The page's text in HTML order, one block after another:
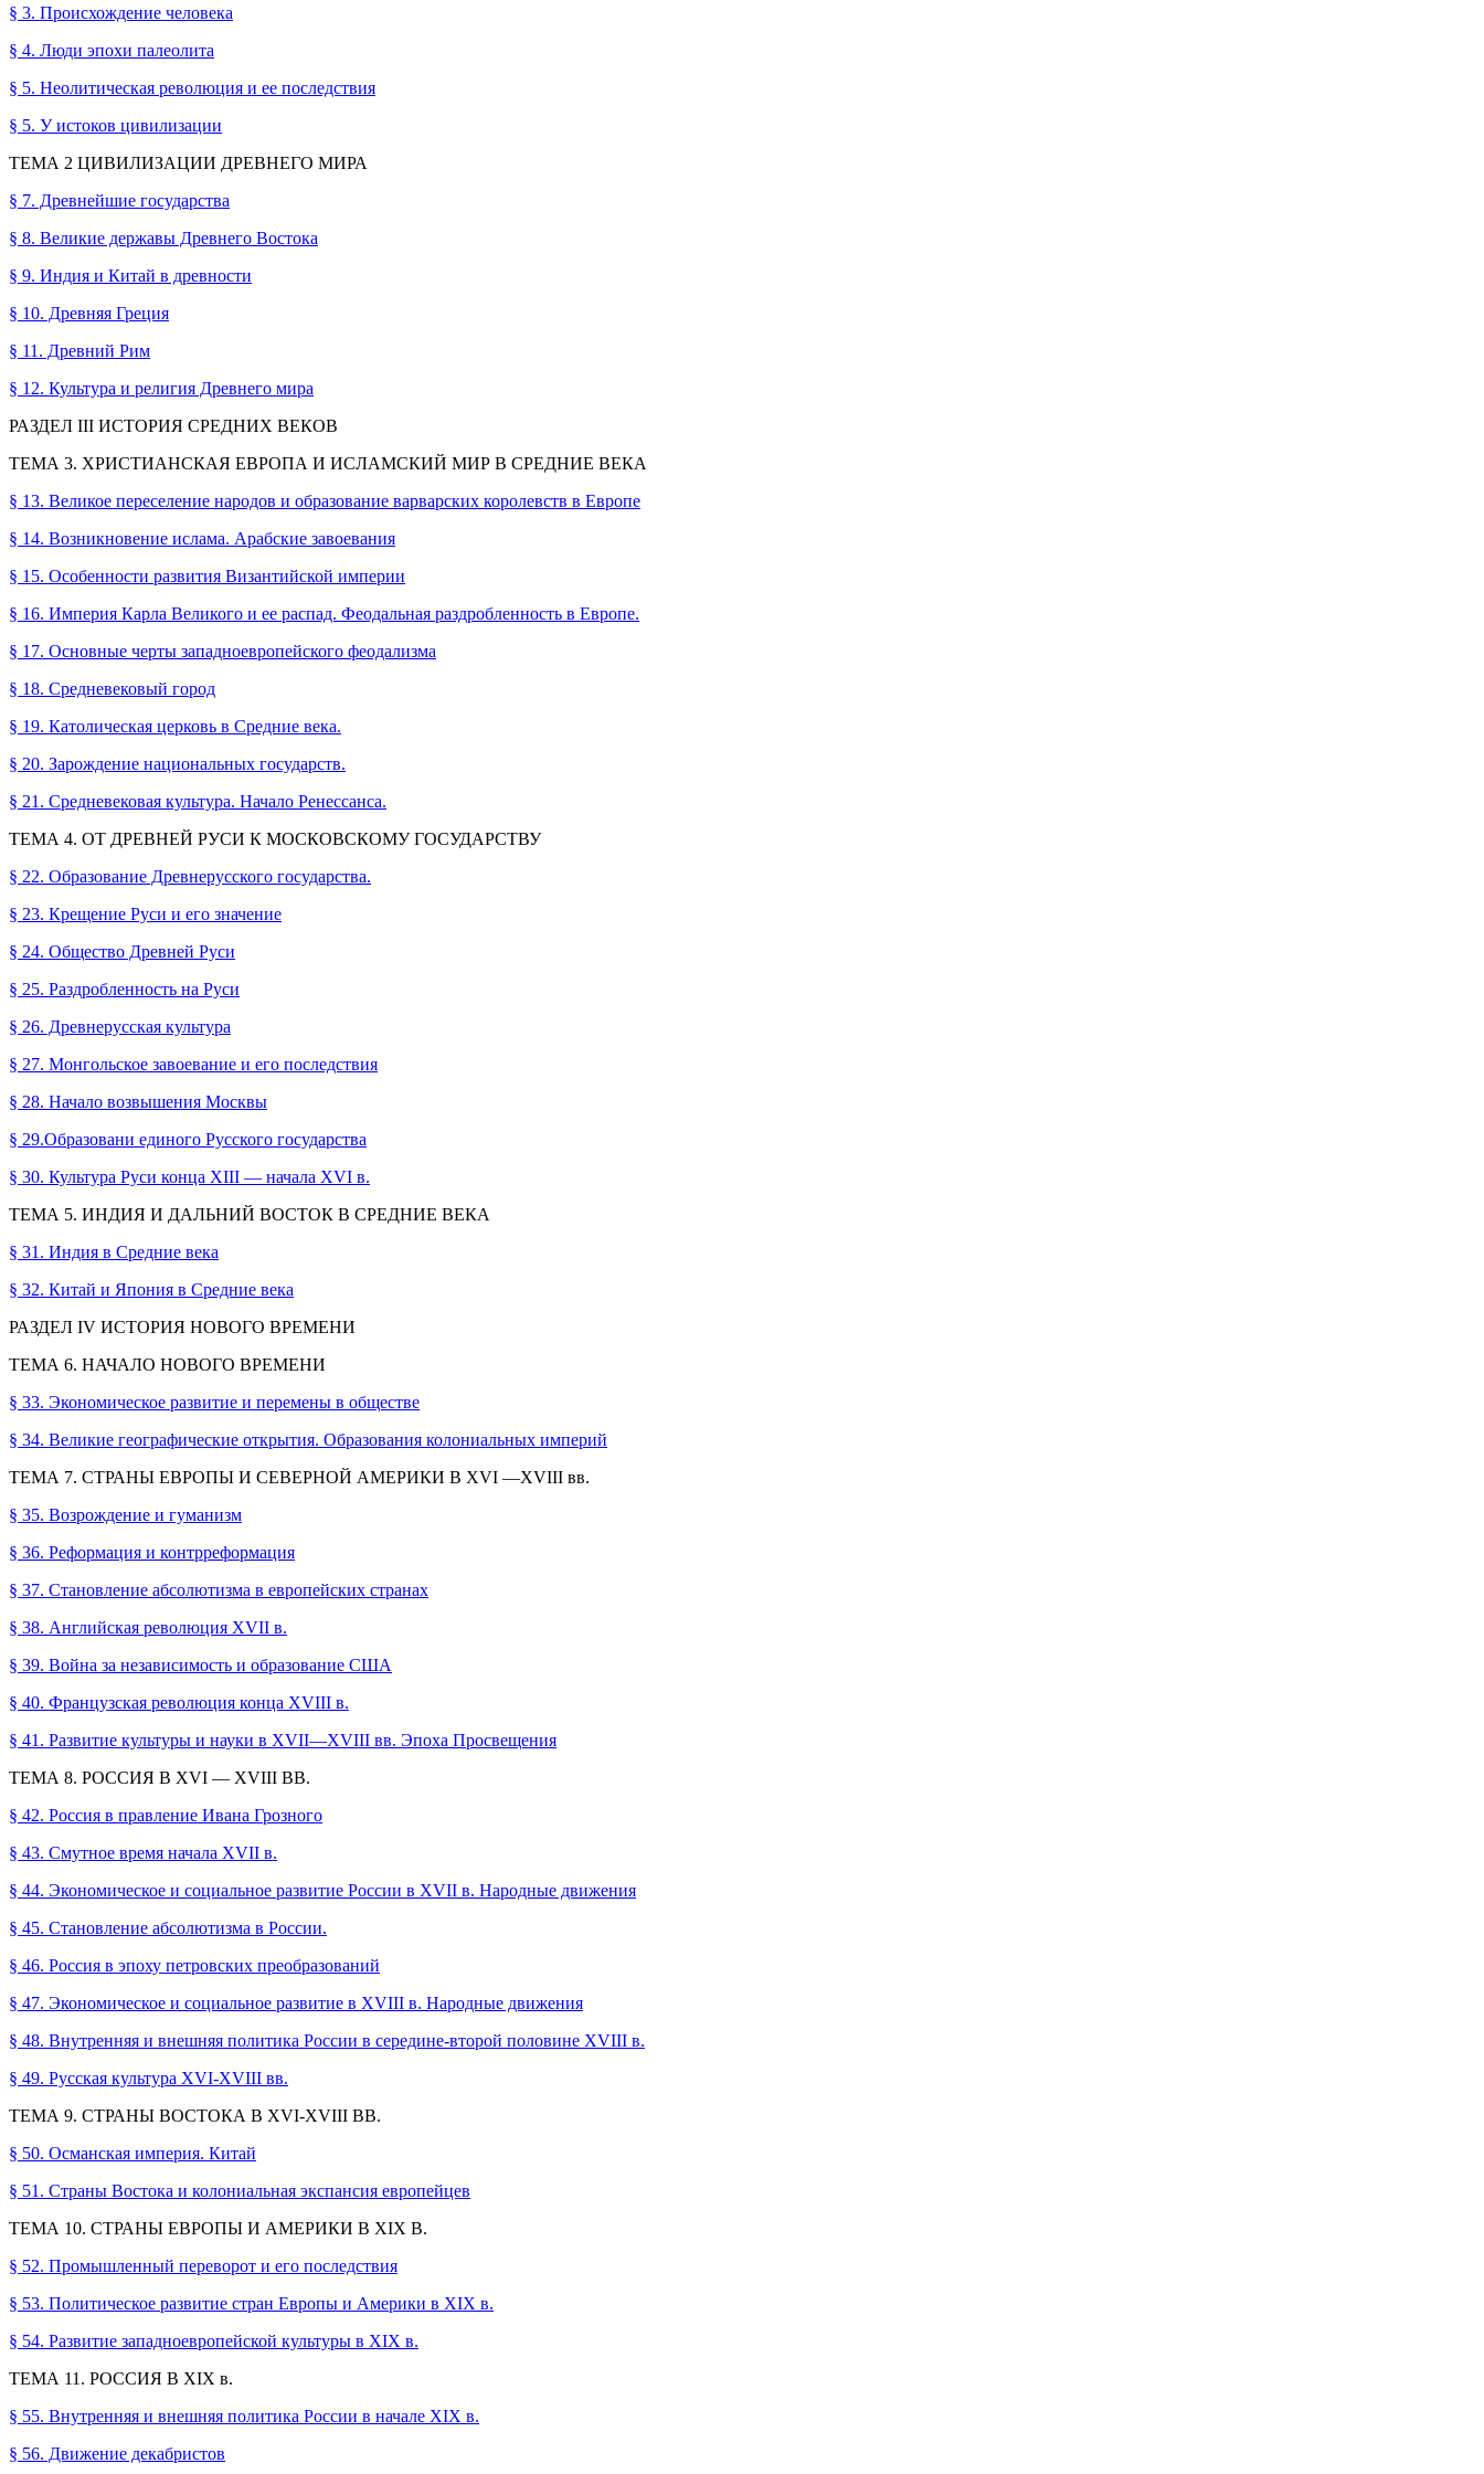
§ 3. Происхождение человека
§ 4. Люди эпохи палеолита
§ 5. Неолитическая революция и ее последствия
§ 5. У истоков цивилизации
ТЕМА 2 ЦИВИЛИЗАЦИИ ДРЕВНЕГО МИРА
§ 7. Древнейшие государства
§ 8. Великие державы Древнего Востока
§ 9. Индия и Китай в древности
§ 10. Древняя Греция
§ 11. Древний Рим
§ 12. Культура и религия Древнего мира
РАЗДЕЛ III ИСТОРИЯ СРЕДНИХ ВЕКОВ
ТЕМА 3. ХРИСТИАНСКАЯ ЕВРОПА И ИСЛАМСКИЙ МИР В СРЕДНИЕ ВЕКА
§ 13. Великое переселение народов и образование варварских королевств в Европе
§ 14. Возникновение ислама. Арабские завоевания
§ 15. Особенности развития Византийской империи
§ 16. Империя Карла Великого и ее распад. Феодальная раздробленность в Европе.
§ 17. Основные черты западноевропейского феодализма
§ 18. Средневековый город
§ 19. Католическая церковь в Средние века.
§ 20. Зарождение национальных государств.
§ 21. Средневековая культура. Начало Ренессанса.
ТЕМА 4. ОТ ДРЕВНЕЙ РУСИ К МОСКОВСКОМУ ГОСУДАРСТВУ
§ 22. Образование Древнерусского государства.
§ 23. Крещение Руси и его значение
§ 24. Общество Древней Руси
§ 25. Раздробленность на Руси
§ 26. Древнерусская культура
§ 27. Монгольское завоевание и его последствия
§ 28. Начало возвышения Москвы
§ 29.Образовани единого Русского государства
§ 30. Культура Руси конца XIII — начала XVI в.
ТЕМА 5. ИНДИЯ И ДАЛЬНИЙ ВОСТОК В СРЕДНИЕ ВЕКА
§ 31. Индия в Средние века
§ 32. Китай и Япония в Средние века
РАЗДЕЛ IV ИСТОРИЯ НОВОГО ВРЕМЕНИ
ТЕМА 6. НАЧАЛО НОВОГО ВРЕМЕНИ
§ 33. Экономическое развитие и перемены в обществе
§ 34. Великие географические открытия. Образования колониальных империй
ТЕМА 7. СТРАНЫ ЕВРОПЫ И СЕВЕРНОЙ АМЕРИКИ В XVI —XVIII вв.
§ 35. Возрождение и гуманизм
§ 36. Реформация и контрреформация
§ 37. Становление абсолютизма в европейских странах
§ 38. Английская революция XVII в.
§ 39. Война за независимость и образование США
§ 40. Французская революция конца XVIII в.
§ 41. Развитие культуры и науки в XVII—XVIII вв. Эпоха Просвещения
ТЕМА 8. РОССИЯ В XVI — XVIII ВВ.
§ 42. Россия в правление Ивана Грозного
§ 43. Смутное время начала XVII в.
§ 44. Экономическое и социальное развитие России в XVII в. Народные движения
§ 45. Становление абсолютизма в России.
§ 46. Россия в эпоху петровских преобразований
§ 47. Экономическое и социальное развитие в XVIII в. Народные движения
§ 48. Внутренняя и внешняя политика России в середине-второй половине XVIII в.
§ 49. Русская культура XVI-XVIII вв.
ТЕМА 9. СТРАНЫ ВОСТОКА В XVI-XVIII ВВ.
§ 50. Османская империя. Китай
§ 51. Страны Востока и колониальная экспансия европейцев
ТЕМА 10. СТРАНЫ ЕВРОПЫ И АМЕРИКИ В XIX В.
§ 52. Промышленный переворот и его последствия
§ 53. Политическое развитие стран Европы и Америки в XIX в.
§ 54. Развитие западноевропейской культуры в XIX в.
ТЕМА 11. РОССИЯ В XIX в.
§ 55. Внутренняя и внешняя политика России в начале XIX в.
§ 56. Движение декабристов